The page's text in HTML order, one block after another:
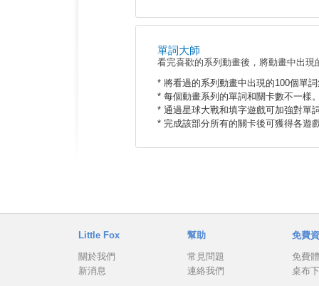
單詞大師
看完喜歡的系列動畫後，將動畫中出
* 將看過的系列動畫中出現的100個單
* 每個動畫系列的單詞和關卡數不一樣
* 通過星球大戰和填字遊戲可加強對單
* 完成該部分所有的關卡後可獲得各遊
Little Fox
關於我們
新消息
幫助
常見問題
連絡我們
免費
免費
桌布